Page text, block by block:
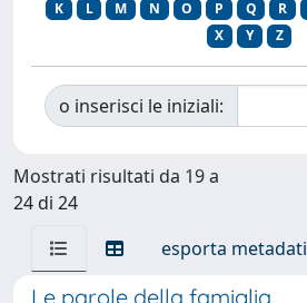
K
L M N O P Q R
X
Y Z
o inserisci le iniziali:
Mostrati risultati da 19 a
24 di 24
esporta metadati
Le parole della famiglia